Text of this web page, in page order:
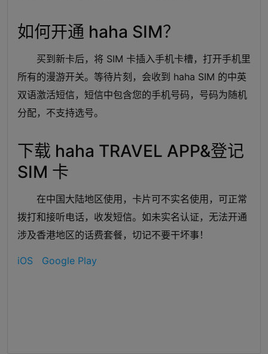
如何开通 haha SIM？
买到新卡后，将 SIM 卡插入手机卡槽，打开手机里
所有的漫游开关。等待片刻，会收到 haha SIM 的中英
双语激活短信，短信中包含您的手机号码，号码为随机
分配，不支持选号。
下载 haha TRAVEL APP&登记
SIM 卡
在中国大陆地区使用，卡片可不实名使用，可正常
拨打和接听电话，收发短信。如未实名认证，无法开通
涉及香港地区的话费套餐，切记不要干坏事！
iOS Google Play